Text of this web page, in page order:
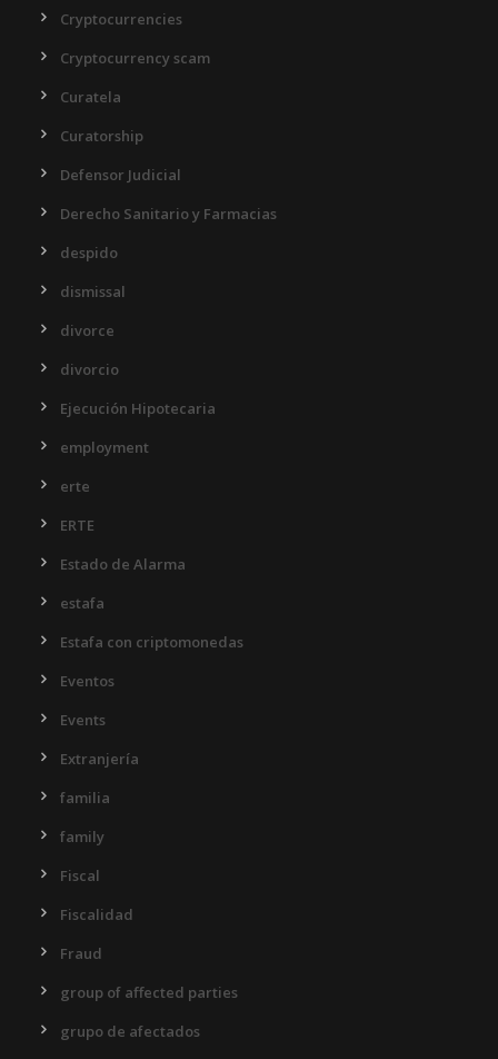
Cryptocurrencies
Cryptocurrency scam
Curatela
Curatorship
Defensor Judicial
Derecho Sanitario y Farmacias
despido
dismissal
divorce
divorcio
Ejecución Hipotecaria
employment
erte
ERTE
Estado de Alarma
estafa
Estafa con criptomonedas
Eventos
Events
Extranjería
familia
family
Fiscal
Fiscalidad
Fraud
group of affected parties
grupo de afectados